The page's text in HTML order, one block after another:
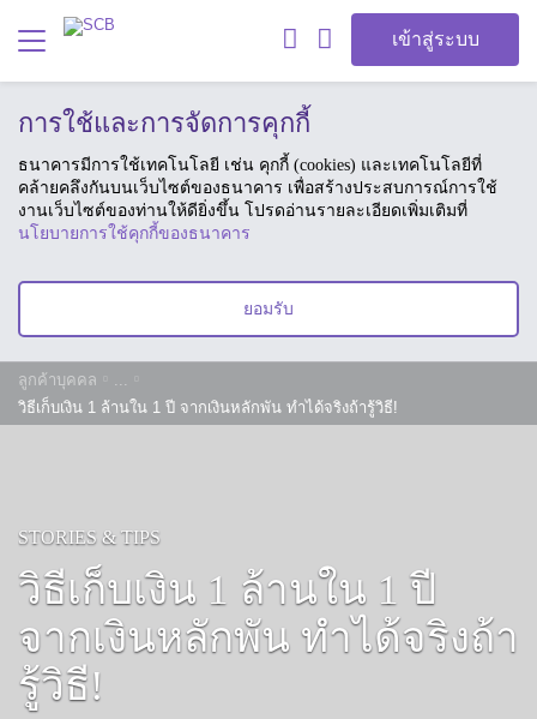
เข้าสู่ระบบ
การใช้และการจัดการคุกกี้
ธนาคารมีการใช้เทคโนโลยี เช่น คุกกี้ (cookies) และเทคโนโลยีที่
คล้ายคลึงกันบนเว็บไซต์ของธนาคาร เพื่อสร้างประสบการณ์การใช้
งานเว็บไซต์ของท่านให้ดียิ่งขึ้น โปรดอ่านรายละเอียดเพิ่มเติมที่
นโยบายการใช้คุกกี้ของธนาคาร
ยอมรับ
ลูกค้าบุคคล
...
วิธีเก็บเงิน 1 ล้านใน 1 ปี จากเงินหลักพัน ทำได้จริงถ้ารู้วิธี!
STORIES & TIPS
วิธีเก็บเงิน 1 ล้านใน 1 ปี
จากเงินหลักพัน ทำได้จริงถ้า
รู้วิธี!